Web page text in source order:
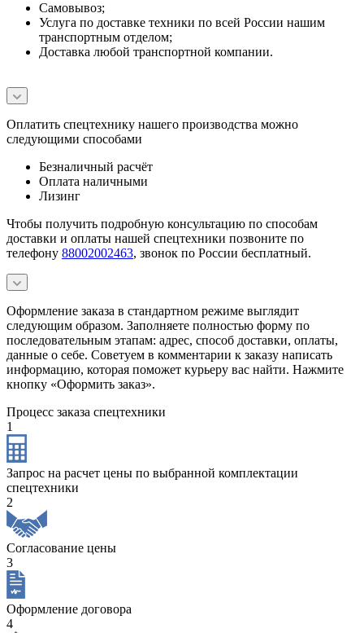
Самовывоз;
Услуга по доставке техники по всей России нашим
транспортным отделом;
Доставка любой транспортной компании.
Оплатить спецтехнику нашего производства можно
следующими способами
Безналичный расчёт
Оплата наличными
Лизинг
Чтобы получить подробную консультацию по способам
доставки и оплаты нашей спецтехники позвоните по
телефону 88002002463, звонок по России бесплатный.
Оформление заказа в стандартном режиме выглядит
следующим образом. Заполняете полностью форму по
последовательным этапам: адрес, способ доставки, оплаты,
данные о себе. Советуем в комментарии к заказу написать
информацию, которая поможет курьеру вас найти. Нажмите
кнопку «Оформить заказ».
Процесс заказа спецтехники
1
Запрос на расчет цены по выбранной комплектации
спецтехники
2
Согласование цены
3
Оформление договора
4